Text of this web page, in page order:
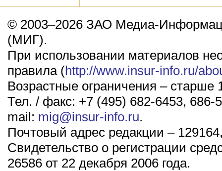
© 2003–2026 ЗАО Медиа-
(МИГ).
При использовании материалов
правила (http://www.insur-info.ru/
Возрастные ограничения – старше
Тел. / факс: +7 (495) 682-6453, 686-
mail: mig@insur-info.ru.
Почтовый адрес редакции –
Свидетельство о регистрации
26586 от 22 декабря 2006 года.